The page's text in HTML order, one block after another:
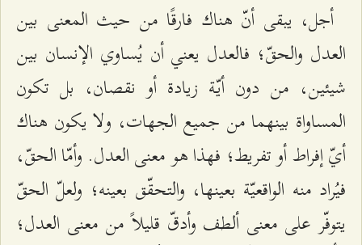
أجل، يبقى أنّ هناك فارقًا من حيث المعنى بين
العدل والحقّ؛ فالعدل يعني أن يُساوي الإنسان بين
شيئين، من دون أيّة زيادة أو نقصان، بل تكون
المساواة بينهما من جميع الجهات، ولا يكون هناك
أيّ إفراط أو تفريط؛ فهذا هو معنى العدل. وأمّا الحقّ،
فيُراد منه الواقعيّة بعينها، والتحقّق بعينه؛ ولعلّ الحقّ
يتوفّر على معنى ألطف وأدقّ قليلاً من معنى العدل؛